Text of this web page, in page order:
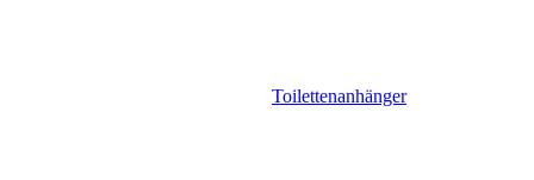
Toilettenanhänger